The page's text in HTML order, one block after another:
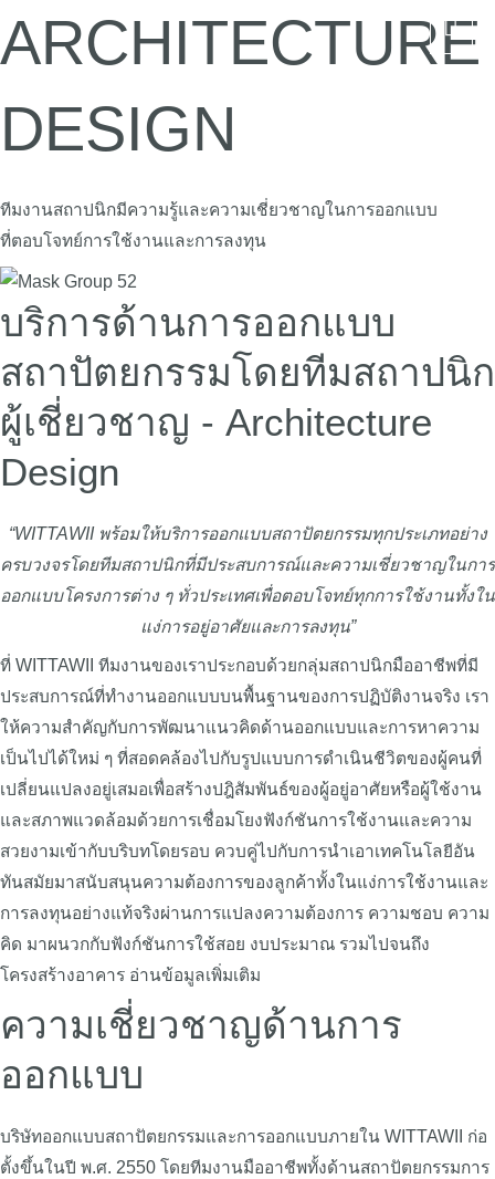
ARCHITECTURE
DESIGN
ทีมงานสถาปนิกมีความรู้และความเชี่ยวชาญในการออกแบบ
ที่ตอบโจทย์การใช้งานและการลงทุน
บริการด้านการออกแบบ
สถาปัตยกรรมโดยทีมสถาปนิก
ผู้เชี่ยวชาญ - Architecture
Design
“WITTAWII พร้อมให้บริการออกแบบสถาปัตยกรรมทุกประเภทอย่าง
ครบวงจรโดยทีมสถาปนิกที่มีประสบการณ์และความเชี่ยวชาญในการ
ออกแบบโครงการต่าง ๆ ทั่วประเทศเพื่อตอบโจทย์ทุกการใช้งานทั้งใน
แง่การอยู่อาศัยและการลงทุน”
ที่ WITTAWII ทีมงานของเราประกอบด้วยกลุ่มสถาปนิกมืออาชีพที่มี
ประสบการณ์ที่ทำงานออกแบบบนพื้นฐานของการปฏิบัติงานจริง เรา
ให้ความสำคัญกับการพัฒนาแนวคิดด้านออกแบบและการหาความ
เป็นไปได้ใหม่ ๆ ที่สอดคล้องไปกับรูปแบบการดำเนินชีวิตของผู้คนที่
เปลี่ยนแปลงอยู่เสมอเพื่อสร้างปฎิสัมพันธ์ของผู้อยู่อาศัยหรือผู้ใช้งาน
และสภาพแวดล้อมด้วยการเชื่อมโยงฟังก์ชันการใช้งานและความ
สวยงามเข้ากับบริบทโดยรอบ ควบคู่ไปกับการนำเอาเทคโนโลยีอัน
ทันสมัยมาสนับสนุนความต้องการของลูกค้าทั้งในแง่การใช้งานและ
การลงทุนอย่างแท้จริงผ่านการแปลงความต้องการ ความชอบ ความ
คิด มาผนวกกับฟังก์ชันการใช้สอย งบประมาณ รวมไปจนถึง
โครงสร้างอาคาร อ่านข้อมูลเพิ่มเติม
ความเชี่ยวชาญด้านการ
ออกแบบ
บริษัทออกแบบสถาปัตยกรรมและการออกแบบภายใน WITTAWII ก่อ
ตั้งขึ้นในปี พ.ศ. 2550 โดยทีมงานมืออาชีพทั้งด้านสถาปัตยกรรมการ